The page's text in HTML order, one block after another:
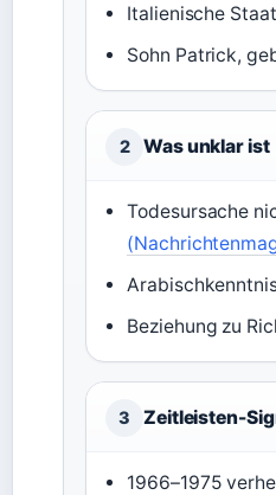
Italienische
Sohn Patrick,
2 Was unklar ist
Todesursache
Beziehung zu
3 Zeitleisten-
1966–1975